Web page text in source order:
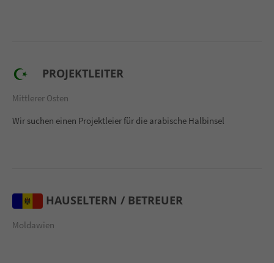
PROJEKTLEITER
Mittlerer Osten
Wir suchen einen Projektleier für die arabische Halbinsel
HAUSELTERN / BETREUER
Moldawien